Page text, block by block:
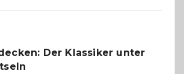
Der Klassiker unter